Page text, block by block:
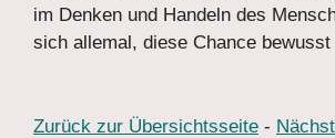
im Denken und Handeln des
sich allemal, diese Chance
Zurück zur Übersichtsseite -